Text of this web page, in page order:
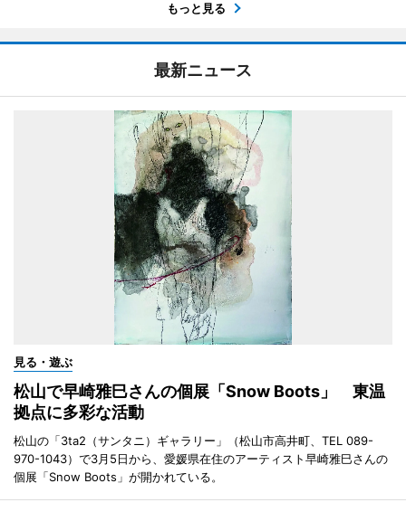
もっと見る
最新ニュース
見る・遊ぶ
松山で早崎雅巳さんの個展「Snow Boots」 東温
拠点に多彩な活動
松山の「3ta2（サンタニ）ギャラリー」（松山市高井町、TEL 089-
970-1043）で3月5日から、愛媛県在住のアーティスト早崎雅巳さんの
個展「Snow Boots」が開かれている。